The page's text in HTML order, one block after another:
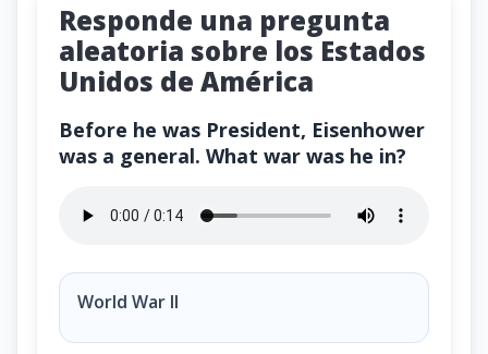
Responde una pregunta
aleatoria sobre los Estados
Unidos de América
Before he was President, Eisenhower
was a general. What war was he in?
Before he was President, Eisenhower was a
World War II